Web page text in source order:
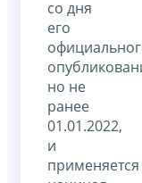
со дня
его
но не
ранее
01.01.2022,
и
применяется